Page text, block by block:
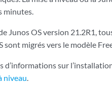
minutes.
Junos OS version 21.2R1,
sont migrés vers le modèle
d’informations sur
niveau.